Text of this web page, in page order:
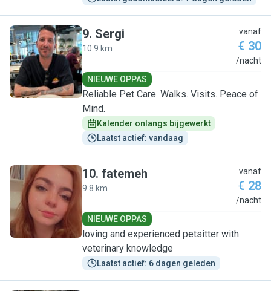
S
9. Sergi
10.9 km
vanaf
€ 30
/nacht
NIEUWE OPPAS
Reliable Pet Care. Walks. Visits. Peace of
Mind.
Kalender onlangs bijgewerkt
Laatst actief: vandaag
F
10. fatemeh
9.8 km
vanaf
€ 28
/nacht
NIEUWE OPPAS
loving and experienced petsitter with
veterinary knowledge
Laatst actief: 6 dagen geleden